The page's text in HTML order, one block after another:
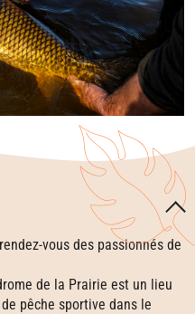
des passionnés de
de la Prairie est un lieu
pêche sportive dans le